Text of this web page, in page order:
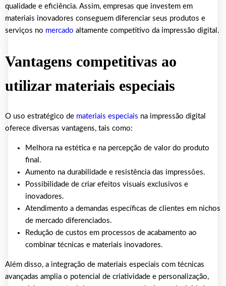
qualidade e eficiência. Assim, empresas que investem em
materiais inovadores conseguem diferenciar seus produtos e
serviços no mercado altamente competitivo da impressão digital.
Vantagens competitivas ao
utilizar materiais especiais
O uso estratégico de materiais especiais na impressão digital
oferece diversas vantagens, tais como:
Melhora na estética e na percepção de valor do produto
final.
Aumento na durabilidade e resistência das impressões.
Possibilidade de criar efeitos visuais exclusivos e
inovadores.
Atendimento a demandas específicas de clientes em nichos
de mercado diferenciados.
Redução de custos em processos de acabamento ao
combinar técnicas e materiais inovadores.
Além disso, a integração de materiais especiais com técnicas
avançadas amplia o potencial de criatividade e personalização,